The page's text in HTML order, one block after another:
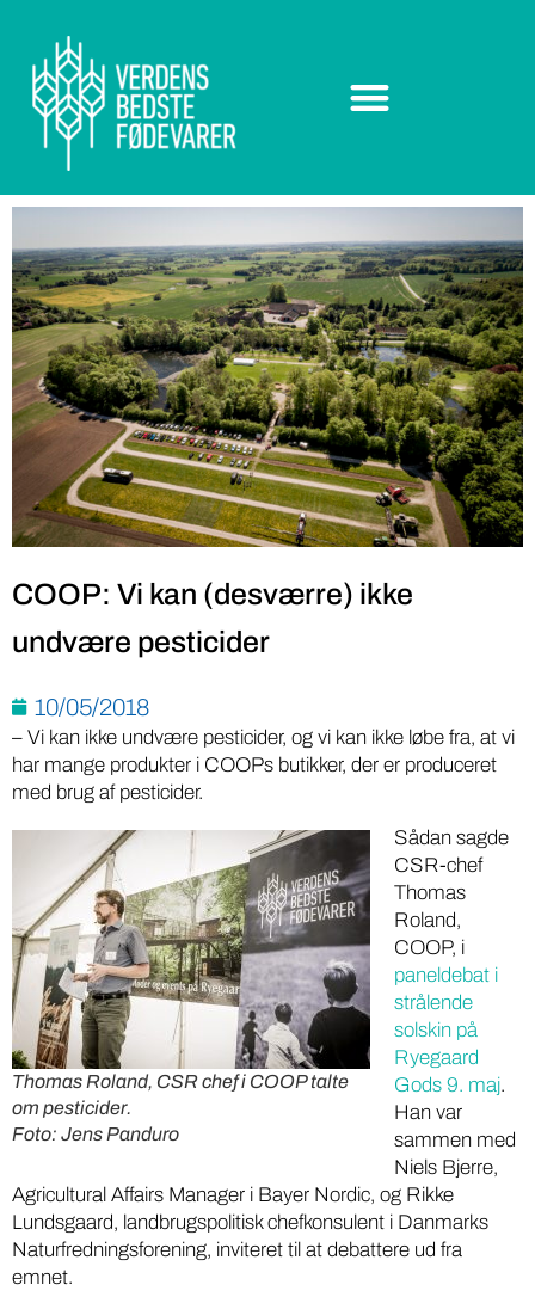
COOP: Vi kan (desværre) ikke
undvære pesticider
10/05/2018
– Vi kan ikke undvære pesticider, og vi kan ikke løbe fra, at vi
har mange produkter i COOPs butikker, der er produceret
med brug af pesticider.
Thomas Roland, CSR chef i COOP talte
om pesticider.
Foto: Jens Panduro
Sådan sagde
CSR-chef
Thomas
Roland,
COOP, i
paneldebat i
strålende
solskin på
Ryegaard
Gods 9. maj.
Han var
sammen med
Niels Bjerre,
Agricultural Affairs Manager i Bayer Nordic, og Rikke
Lundsgaard, landbrugspolitisk chefkonsulent i Danmarks
Naturfredningsforening, inviteret til at debattere ud fra
emnet.